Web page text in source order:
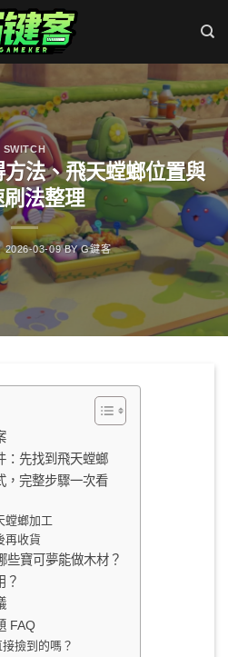
SWITCH
法、飛天螳螂位置與
法整理
2026-03-09 BYG鍵客
：先找到飛天螳螂
，完整步驟一次看
螳螂加工
再收貨
些寶可夢能做木材？
？
FAQ
撿到的嗎？